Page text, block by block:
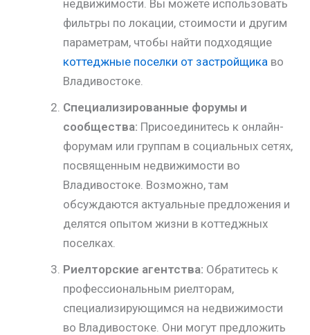
недвижимости. Вы можете использовать
фильтры по локации, стоимости и другим
параметрам, чтобы найти подходящие
коттеджные поселки от застройщика во
Владивостоке.
Специализированные форумы и
сообщества: Присоединитесь к онлайн-
форумам или группам в социальных сетях,
посвященным недвижимости во
Владивостоке. Возможно, там
обсуждаются актуальные предложения и
делятся опытом жизни в коттеджных
поселках.
Риелторские агентства: Обратитесь к
профессиональным риелторам,
специализирующимся на недвижимости
во Владивостоке. Они могут предложить